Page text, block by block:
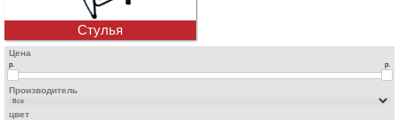
Стулья
Цена
р. р.
Производитель
цвет